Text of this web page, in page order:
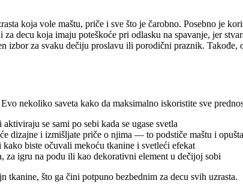
koja vole maštu, priče i sve što je čarobno. Posebno je
decu koja imaju poteškoće pri odlasku na spavanje, jer
za svaku dečiju proslavu ili porodični praznik. Takođe,
nekoliko saveta kako da maksimalno iskoristite sve
se sami po sebi kada se ugase svetla
dizajne i izmišljate priče o njima — to podstiče maštu i opušta
biste očuvali mekoću tkanine i svetleći efekat
igru na podu ili kao dekorativni element u dečijoj sobi
što ga čini potpuno bezbednim za decu svih uzrasta.